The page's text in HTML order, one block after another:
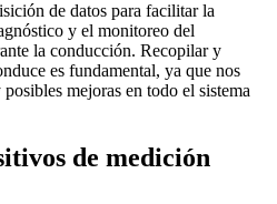
de datos para facilitar la
y el monitoreo del
la conducción. Recopilar y
es fundamental, ya que nos
mejoras en todo el sistema
de medición